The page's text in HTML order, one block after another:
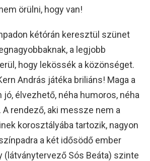
örülni, hogy van!
kétórán keresztül szünet
a legjobb
hogy lekössék a közönséget.
András játéka briliáns! Maga a
élvezhető, néha humoros, néha
rendező, aki messze nem a
korosztályába tartozik, nagyon
a két idősödő ember
(látványtervező Sós Beáta) szinte